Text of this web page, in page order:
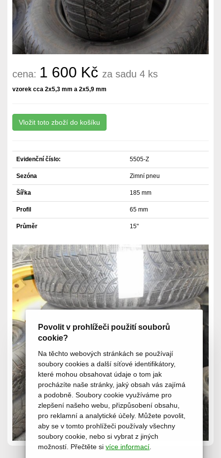
Povolit v prohlížeči použití souborů
cookie?
Na těchto webových stránkách se používají
soubory cookies a další síťové identifikátory,
které mohou obsahovat údaje o tom jak
procházíte naše stránky, jaký obsah vás zajímá
a podobně. Soubory cookie využíváme pro
zlepšení našeho webu, přizpůsobení obsahu,
pro reklamní a analytické účely. Můžete povolit,
aby se v tomto prohlížeči používaly všechny
soubory cookie, nebo si vybrat z jiných
možností. Přečtěte sivíce informací
cena: 1 600 Kč za sadu 4 ks
vzorek cca 2x5,3 mm a 2x5,9 mm
Evidenční číslo: 5505-Z
Sezóna Zimní pneu
Šířka 185 mm
Profil 65 mm
Průměr 15"